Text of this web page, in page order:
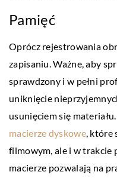
Pamięć
Oprócz rejestrowania
zapisaniu. Ważne, aby
sprawdzony i w pełni
uniknięcie
usunięciem się
macierze dyskowe, które
filmowym, ale i w trakcie
macierze pozwalają na